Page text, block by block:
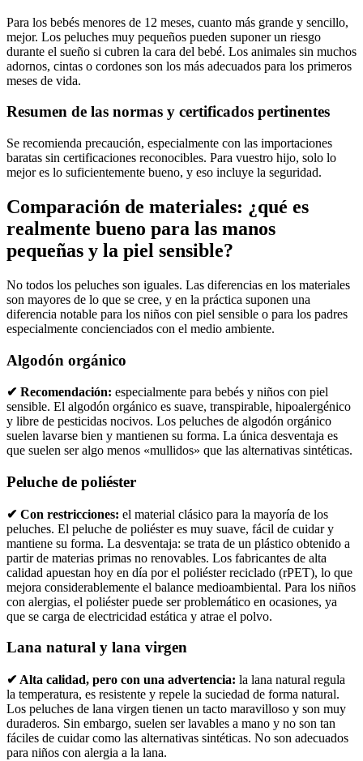
Para los bebés menores de 12 meses, cuanto más grande y sencillo,
mejor. Los peluches muy pequeños pueden suponer un riesgo
durante el sueño si cubren la cara del bebé. Los animales sin muchos
adornos, cintas o cordones son los más adecuados para los primeros
meses de vida.
Resumen de las normas y certificados pertinentes
Se recomienda precaución, especialmente con las importaciones
baratas sin certificaciones reconocibles. Para vuestro hijo, solo lo
mejor es lo suficientemente bueno, y eso incluye la seguridad.
Comparación de materiales: ¿qué es
realmente bueno para las manos
pequeñas y la piel sensible?
No todos los peluches son iguales. Las diferencias en los materiales
son mayores de lo que se cree, y en la práctica suponen una
diferencia notable para los niños con piel sensible o para los padres
especialmente concienciados con el medio ambiente.
Algodón orgánico
✔ Recomendación: especialmente para bebés y niños con piel
sensible. El algodón orgánico es suave, transpirable, hipoalergénico
y libre de pesticidas nocivos. Los peluches de algodón orgánico
suelen lavarse bien y mantienen su forma. La única desventaja es
que suelen ser algo menos «mullidos» que las alternativas sintéticas.
Peluche de poliéster
✔ Con restricciones: el material clásico para la mayoría de los
peluches. El peluche de poliéster es muy suave, fácil de cuidar y
mantiene su forma. La desventaja: se trata de un plástico obtenido a
partir de materias primas no renovables. Los fabricantes de alta
calidad apuestan hoy en día por el poliéster reciclado (rPET), lo que
mejora considerablemente el balance medioambiental. Para los niños
con alergias, el poliéster puede ser problemático en ocasiones, ya
que se carga de electricidad estática y atrae el polvo.
Lana natural y lana virgen
✔ Alta calidad, pero con una advertencia: la lana natural regula
la temperatura, es resistente y repele la suciedad de forma natural.
Los peluches de lana virgen tienen un tacto maravilloso y son muy
duraderos. Sin embargo, suelen ser lavables a mano y no son tan
fáciles de cuidar como las alternativas sintéticas. No son adecuados
para niños con alergia a la lana.